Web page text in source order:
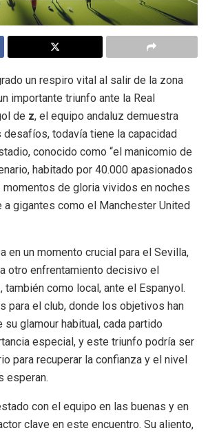
un respiro vital al salir de la zona
importante triunfo ante la Real
de z, el equipo andaluz demuestra
desafíos, todavía tiene la capacidad
conocido como “el manicomio de
habitado por 40.000 apasionados
momentos de gloria vividos en noches
gigantes como el Manchester United
en un momento crucial para el Sevilla,
otro enfrentamiento decisivo el
también como local, ante el Espanyol.
para el club, donde los objetivos han
glamour habitual, cada partido
especial, y este triunfo podría ser
para recuperar la confianza y el nivel
esperan.
con el equipo en las buenas y en
clave en este encuentro. Su aliento,